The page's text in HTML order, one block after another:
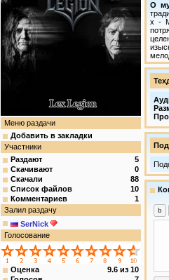
Меню раздачи
Добавить в закладки
Участники
Раздают
5
Скачивают
0
Скачали
88
Список файлов
10
Комментариев
1
Залил раздачу
SerNick
Голосование
Оценка 9.6 из 10
О
х -